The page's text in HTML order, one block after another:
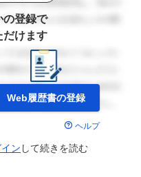
の登録で
だけます
Web履歴書の登録
ヘルプ
ン して続きを読む